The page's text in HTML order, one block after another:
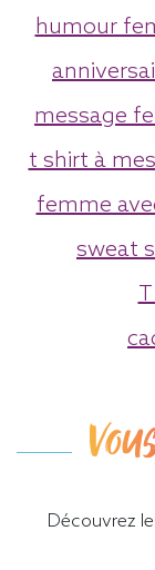
humour
message
t shirt à
femme
sweat
Découvrez